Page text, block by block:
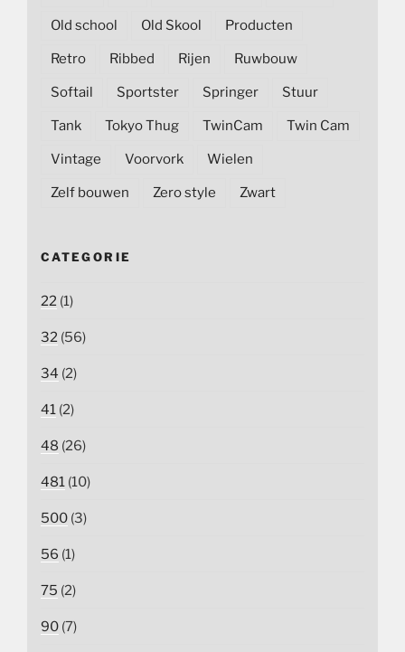
Old school Old Skool Producten
Retro Ribbed Rijen Ruwbouw
Softail Sportster Springer Stuur
Tank Tokyo Thug TwinCam Twin Cam
Vintage Voorvork Wielen
Zelf bouwen Zero style Zwart
CATEGORIE
22 (1)
32 (56)
34 (2)
41 (2)
48 (26)
481 (10)
500 (3)
56 (1)
75 (2)
90 (7)